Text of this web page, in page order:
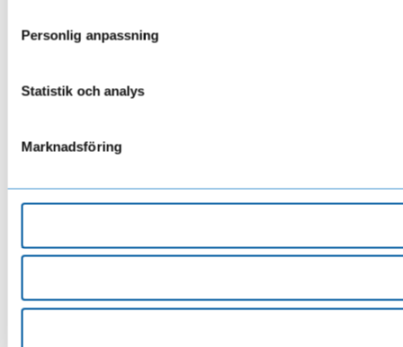
Personlig anpassning
Statistik och analys
Marknadsföring